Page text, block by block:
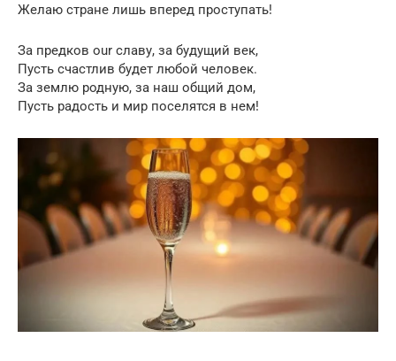
Желаю стране лишь вперед проступать!
За предков our славу, за будущий век,
Пусть счастлив будет любой человек.
За землю родную, за наш общий дом,
Пусть радость и мир поселятся в нем!